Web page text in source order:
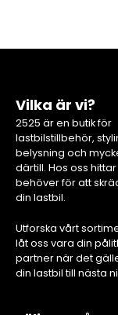
Vilka är vi?
2525 är en butik för
lastbilstillbehör,
belysning och
därtill. Hos oss
behöver för att
din lastbil.
Utforska vårt
låt oss vara din
partner när det
din lastbil till nästa